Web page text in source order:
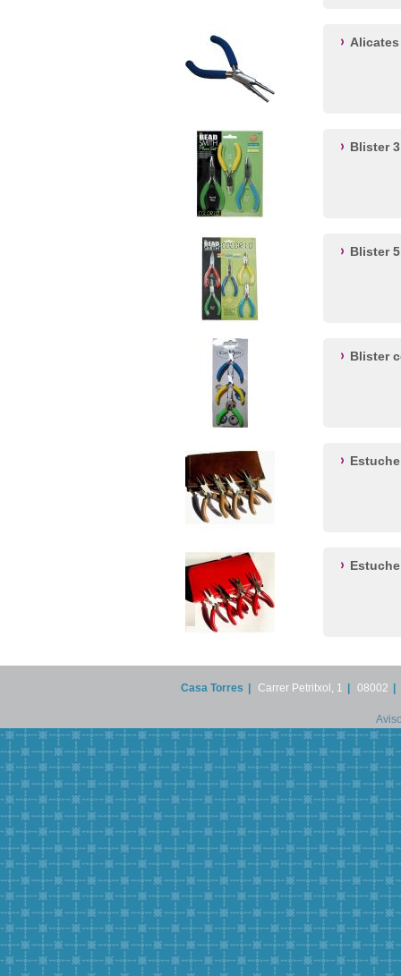
Blister
Blister
Blister
Casa Torres Carrer Petritxol, 1 08002